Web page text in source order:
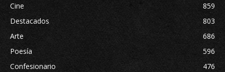
Cine
859
Destacados
803
Arte
686
Poesía
596
Confesionario
476